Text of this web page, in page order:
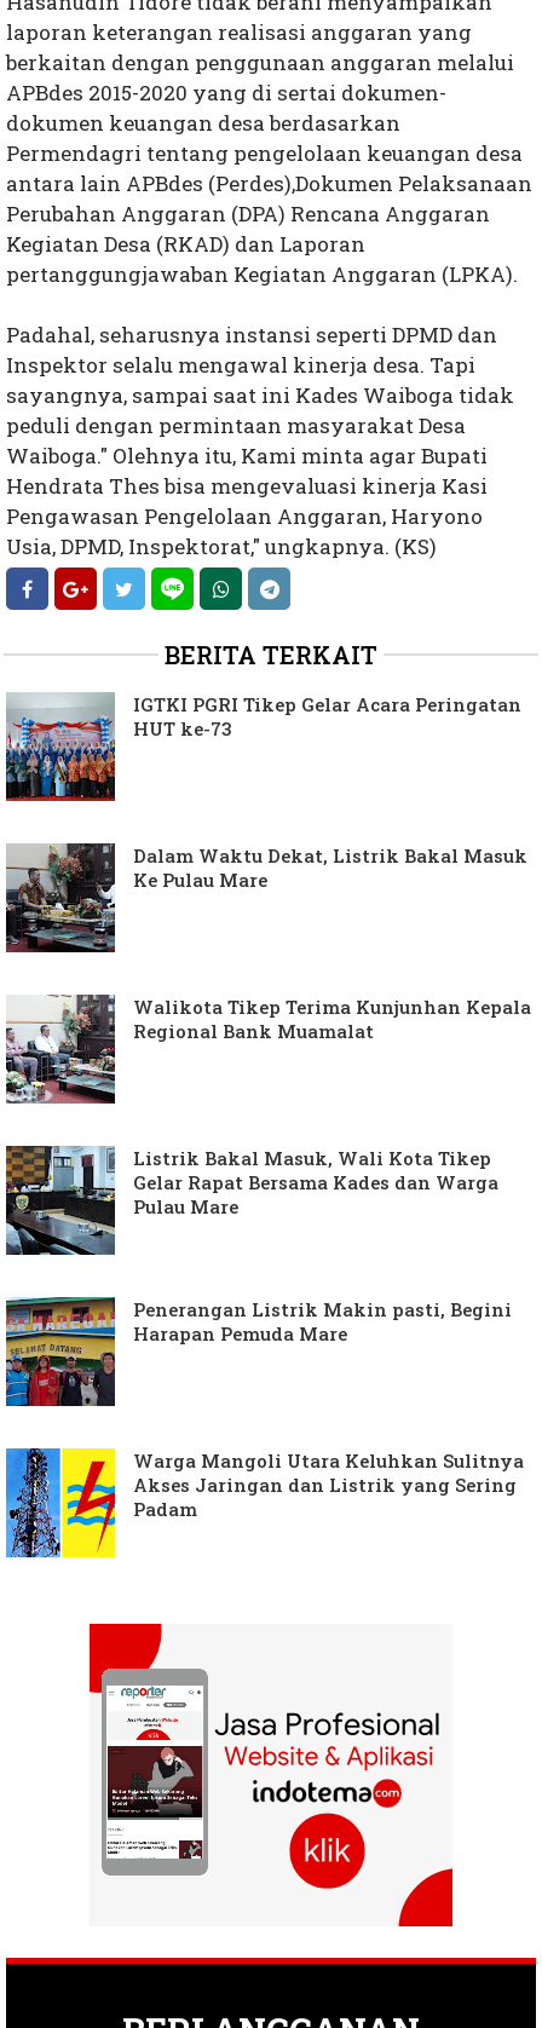
laporan keterangan realisasi anggaran yang
berkaitan dengan penggunaan anggaran melalui
APBdes 2015-2020 yang di sertai dokumen-
dokumen keuangan desa berdasarkan
Permendagri tentang pengelolaan keuangan desa
antara lain APBdes (Perdes),Dokumen Pelaksanaan
Perubahan Anggaran (DPA) Rencana Anggaran
Kegiatan Desa (RKAD) dan Laporan
pertanggungjawaban Kegiatan Anggaran (LPKA).
Padahal, seharusnya instansi seperti DPMD dan
Inspektor selalu mengawal kinerja desa. Tapi
sayangnya, sampai saat ini Kades Waiboga tidak
peduli dengan permintaan masyarakat Desa
Waiboga." Olehnya itu, Kami minta agar Bupati
Hendrata Thes bisa mengevaluasi kinerja Kasi
Pengawasan Pengelolaan Anggaran, Haryono
Usia, DPMD, Inspektorat," ungkapnya. (KS)
BERITA TERKAIT
IGTKI PGRI Tikep Gelar Acara Peringatan
HUT ke-73
Dalam Waktu Dekat, Listrik Bakal Masuk
Ke Pulau Mare
Walikota Tikep Terima Kunjunhan Kepala
Regional Bank Muamalat
Listrik Bakal Masuk, Wali Kota Tikep
Gelar Rapat Bersama Kades dan Warga
Pulau Mare
Penerangan Listrik Makin pasti, Begini
Harapan Pemuda Mare
Warga Mangoli Utara Keluhkan Sulitnya
Akses Jaringan dan Listrik yang Sering
Padam